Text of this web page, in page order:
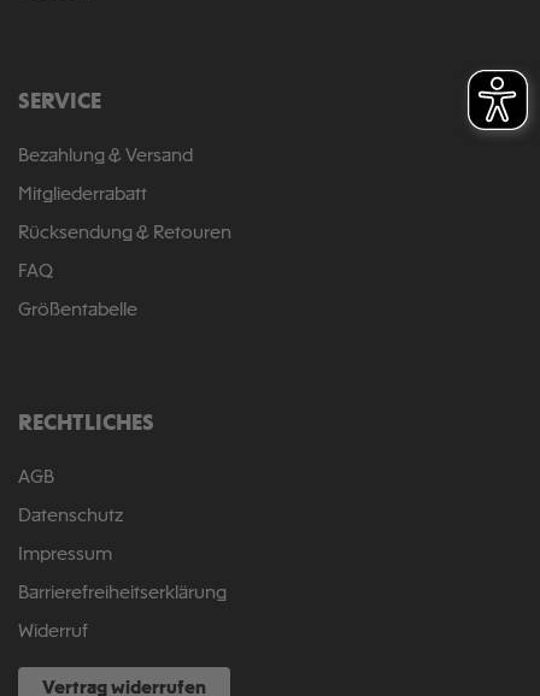
SERVICE
Bezahlung & Versand
Mitgliederrabatt
Rücksendung & Retouren
FAQ
Größentabelle
RECHTLICHES
AGB
Datenschutz
Impressum
Barrierefreiheitserklärung
Widerruf
Vertrag widerrufen